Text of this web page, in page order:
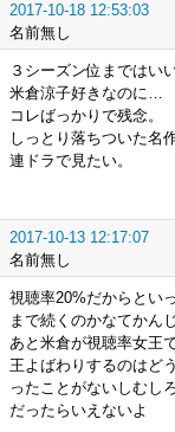
2017-10-18 12:53:03
名前無し
３シーズン位まではい
米倉涼子好きなのに…
コレばっかりで残念。
しっとり落ちついた名
連ドラで見たい。
2017-10-13 12:17:07
名前無し
視聴率20%だからと
まで続くのかなてか
あと米倉が視聴率女王
王よばわりするのはど
ったことがないしむし
だったらいえないよ